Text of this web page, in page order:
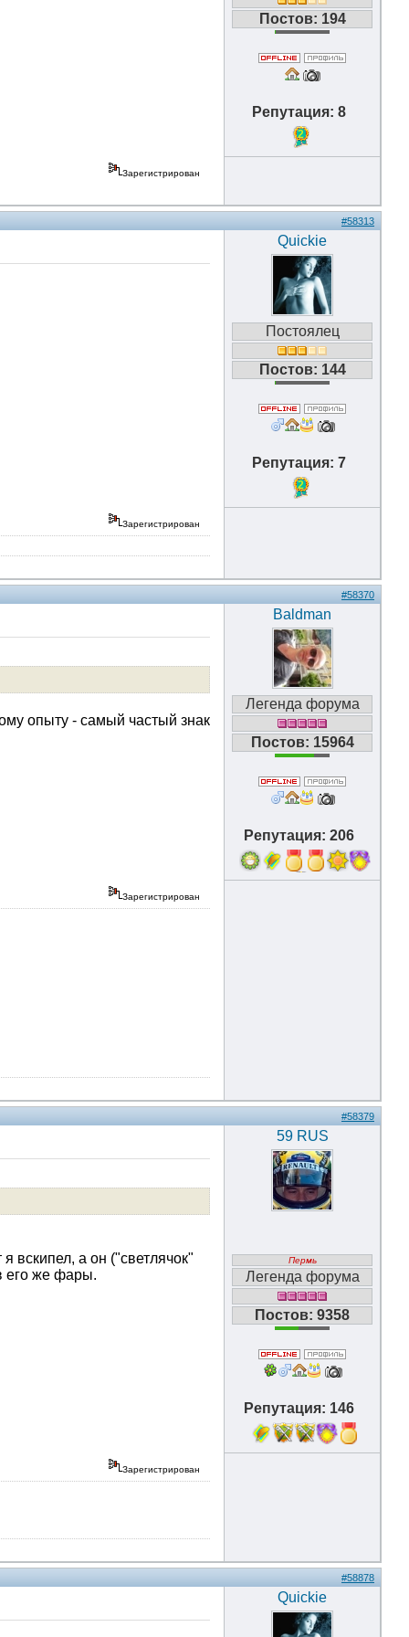
Постов: 194
Репутация: 8
2
Зарегистрирован
#58313
Quickie
Постоялец
Постов: 144
Репутация: 7
2
Зарегистрирован
#58370
опыту - самый частый знак
Baldman
Легенда форума
Постов: 15964
Репутация: 206
7
Зарегистрирован
#58379
вскипел, а он ("светлячок"
его же фары.
59 RUS
Пермь
Легенда форума
Постов: 9358
Репутация: 146
Зарегистрирован
#58878
Quickie